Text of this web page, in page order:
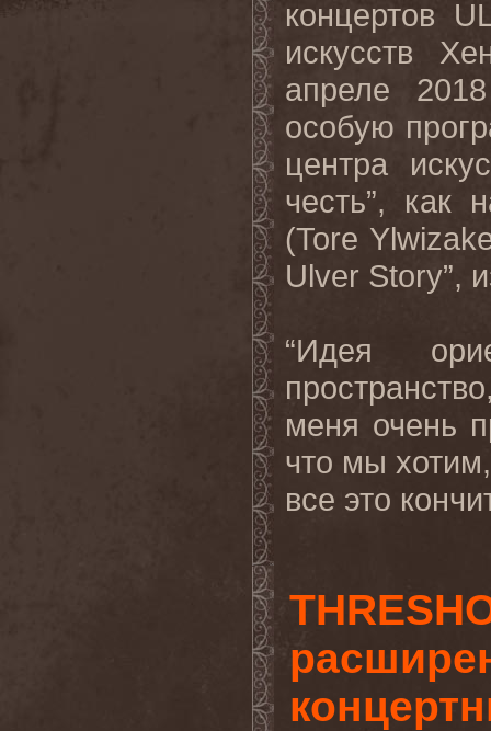
концертов
искусств
апреле
особую
центра
честь”, как
(Tore
Ulver Story”,
“Идея
меня очень
что мы
все это